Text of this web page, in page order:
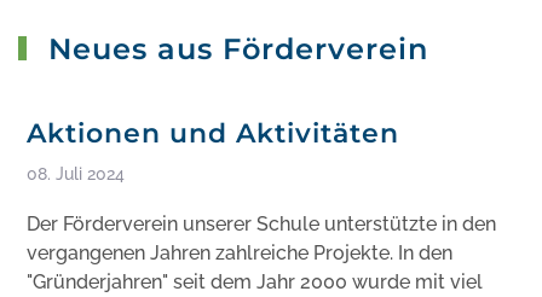
Neues aus Förderverein
Aktionen und Aktivitäten
08. Juli 2024
Der Förderverein unserer Schule unterstützte in den
vergangenen Jahren zahlreiche Projekte. In den
"Gründerjahren" seit dem Jahr 2000 wurde mit viel